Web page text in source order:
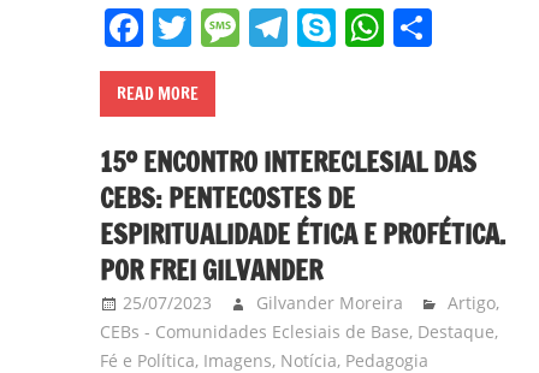
Facebook
Twitter
Message
Telegram
SkypeShare
READ MORE
15º ENCONTRO INTERECLESIAL DAS
CEBS: PENTECOSTES DE
ESPIRITUALIDADE ÉTICA E PROFÉTICA.
POR FREI GILVANDER
25/07/2023 Gilvander Moreira Artigo,
CEBs - Comunidades Eclesiais de Base, Destaque,
Fé e Política, Imagens, Notícia, Pedagogia